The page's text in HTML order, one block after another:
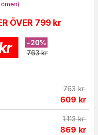
)
ÖVER 799 kr
-20%
763 kr
763 kr
609 kr
1 113 kr
869 kr